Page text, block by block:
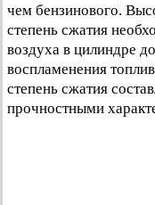
чем бензинового.
степень сжатия
воздуха в цилиндре
воспламенения
степень сжатия
прочностными